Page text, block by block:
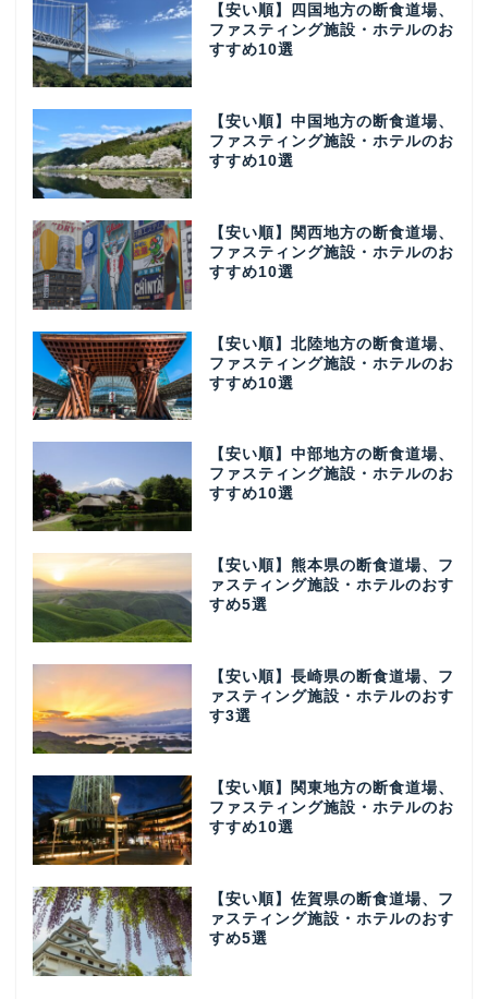
【安い順】四国地方の断食道場、
ファスティング施設・ホテルのお
すすめ10選
【安い順】中国地方の断食道場、
ファスティング施設・ホテルのお
すすめ10選
【安い順】関西地方の断食道場、
ファスティング施設・ホテルのお
すすめ10選
【安い順】北陸地方の断食道場、
ファスティング施設・ホテルのお
すすめ10選
【安い順】中部地方の断食道場、
ファスティング施設・ホテルのお
すすめ10選
【安い順】熊本県の断食道場、フ
ァスティング施設・ホテルのおす
すめ5選
【安い順】長崎県の断食道場、フ
ァスティング施設・ホテルのおす
す3選
【安い順】関東地方の断食道場、
ファスティング施設・ホテルのお
すすめ10選
【安い順】佐賀県の断食道場、フ
ァスティング施設・ホテルのおす
すめ5選